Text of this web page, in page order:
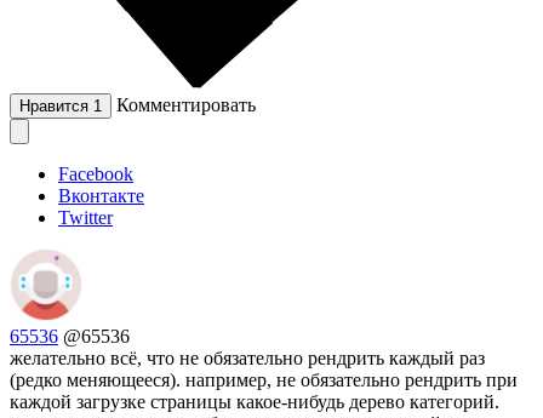
Нравится 1 Комментировать
Facebook
Вконтакте
Twitter
65536 @65536
желательно всё, что не обязательно рендрить каждый раз
(редко меняющееся). например, не обязательно рендрить при
каждой загрузке страницы какое-нибудь дерево категорий.